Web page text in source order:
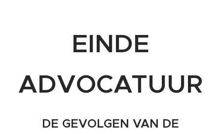
EINDE
ADVOCATUUR
DE GEVOLGEN VAN DE